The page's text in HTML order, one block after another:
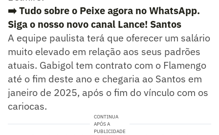
➡️ Tudo sobre o Peixe agora no WhatsApp.
Siga o nosso novo canal Lance! Santos
A equipe paulista terá que oferecer um salário
muito elevado em relação aos seus padrões
atuais. Gabigol tem contrato com o Flamengo
até o fim deste ano e chegaria ao Santos em
janeiro de 2025, após o fim do vínculo com os
cariocas.
CONTINUA
APÓS A
PUBLICIDADE